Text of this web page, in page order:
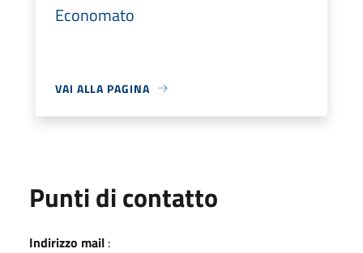
Economato
VAI ALLA PAGINA
Punti di contatto
Indirizzo mail :